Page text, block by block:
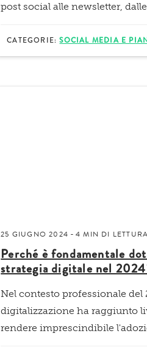
post social alle newsletter,
CATEGORIE:SOCIAL MEDIA E
25 GIUGNO 2024 -4 MIN DI LETTURA
Perché è fondamentale
strategia digitale nel
Nel contesto professionale del
digitalizzazione ha raggiunto
rendere imprescindibile